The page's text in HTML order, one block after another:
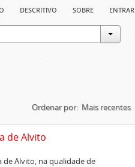
descritivo sobre entrar
Ordenar por: Mais recentes
de Alvito
de Alvito, na qualidade de